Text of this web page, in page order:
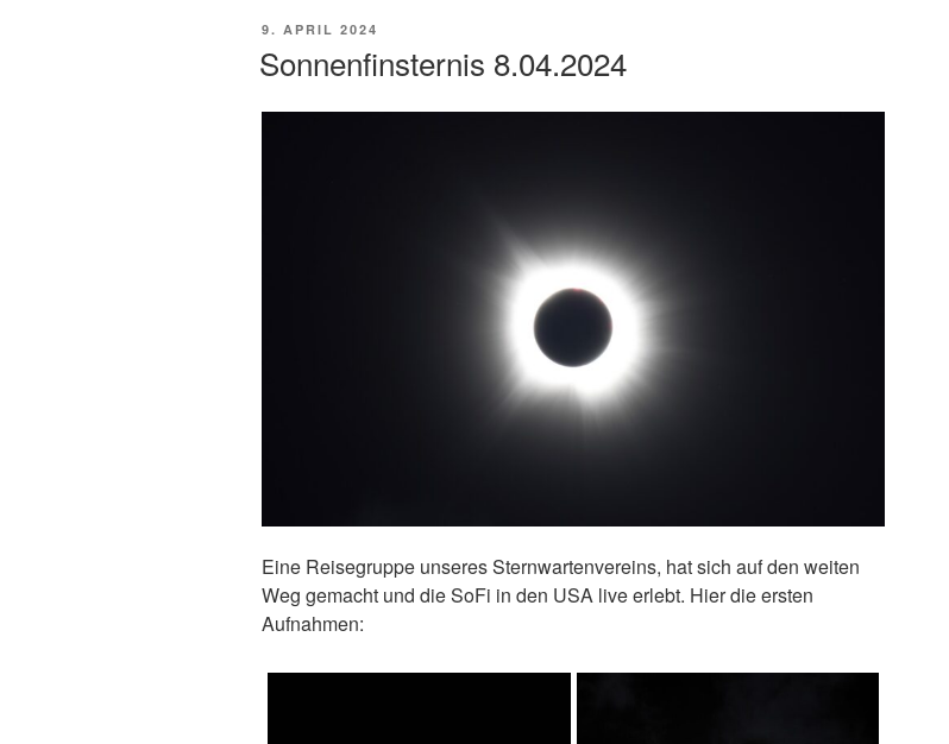
VERÖFFENTLICHT
9. APRIL 2024
Sonnenfinsternis 8.04.2024
Eine Reisegruppe unseres Sternwartenvereins, hat sich auf den weiten
Weg gemacht und die SoFi in den USA live erlebt. Hier die ersten
Aufnahmen: